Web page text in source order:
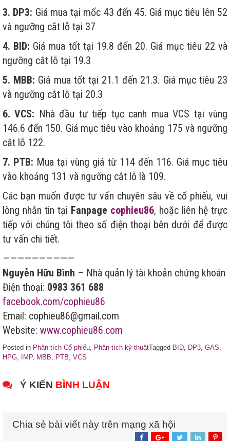
3. DP3: Giá mua tại mốc 43 đến 45. Giá mục tiêu lên 52
và ngưỡng cắt lỗ tại 37
4. BID: Giá mua tốt tại 19.8 đến 20. Giá mục tiêu 22 và
ngưỡng cắt lỗ tại 19.3
5. MBB: Giá mua tốt tại 21.1 đến 21.3. Giá mục tiêu 23
và ngưỡng cắt lỗ tại 20.3
6. VCS: Nhà đầu tư tiếp tục canh mua VCS tại vùng
146.6 đến 150. Giá mục tiêu vào khoảng 175 và ngưỡng
cắt lỗ 122.
7. PTB: Mua tại vùng giá từ 114 đến 116. Giá mục tiêu
vào khoảng 131 và ngưỡng cắt lỗ là 109.
Các bạn muốn được tư vấn chuyên sâu về cổ phiếu, vui
lòng nhắn tin tại Fanpage cophieu86, hoặc liên hệ trực
tiếp với chúng tôi theo số điện thoại bên dưới để được
tư vấn chi tiết.
——————————
Nguyễn Hữu Bình – Nhà quản lý tài khoản chứng khoán
Điện thoại: 0983 361 688
facebook.com/cophieu86
Email: cophieu86@gmail.com
Website: www.cophieu86.com
Posted in Phân tích Cổ phiếu, Phân tích kỹ thuậtTagged BID, DP3, GAS,
HPG, IMP, MBB, PTB, VCS
Ý KIẾN BÌNH LUẬN
Chia sẻ bài viết này trên mạng xã hội